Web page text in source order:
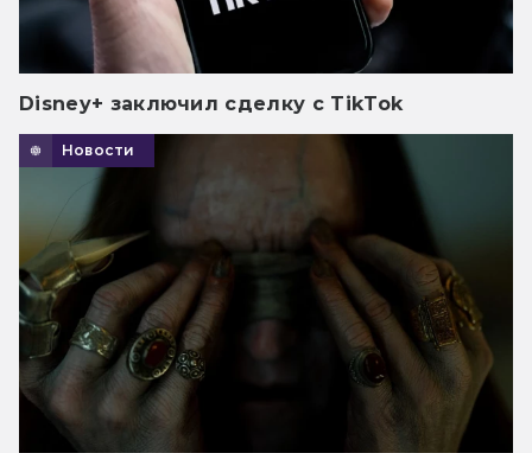
Disney+ заключил сделку с TikTok
Новости